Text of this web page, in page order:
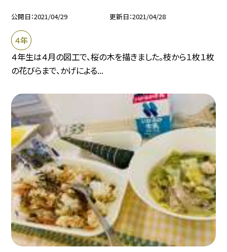
公開日 2021/04/29 更新日 2021/04/28
４年
４年生は４月の図工で、桜の木を描きました。枝から１枚１枚
の花びらまで、かげによる...